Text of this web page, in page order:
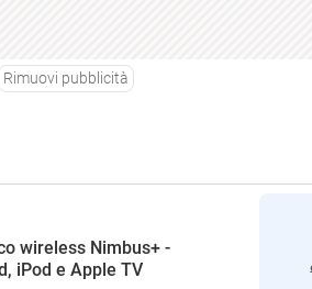
Rimuovi pubblicità
wireless Nimbus+ -
iPod e Apple TV